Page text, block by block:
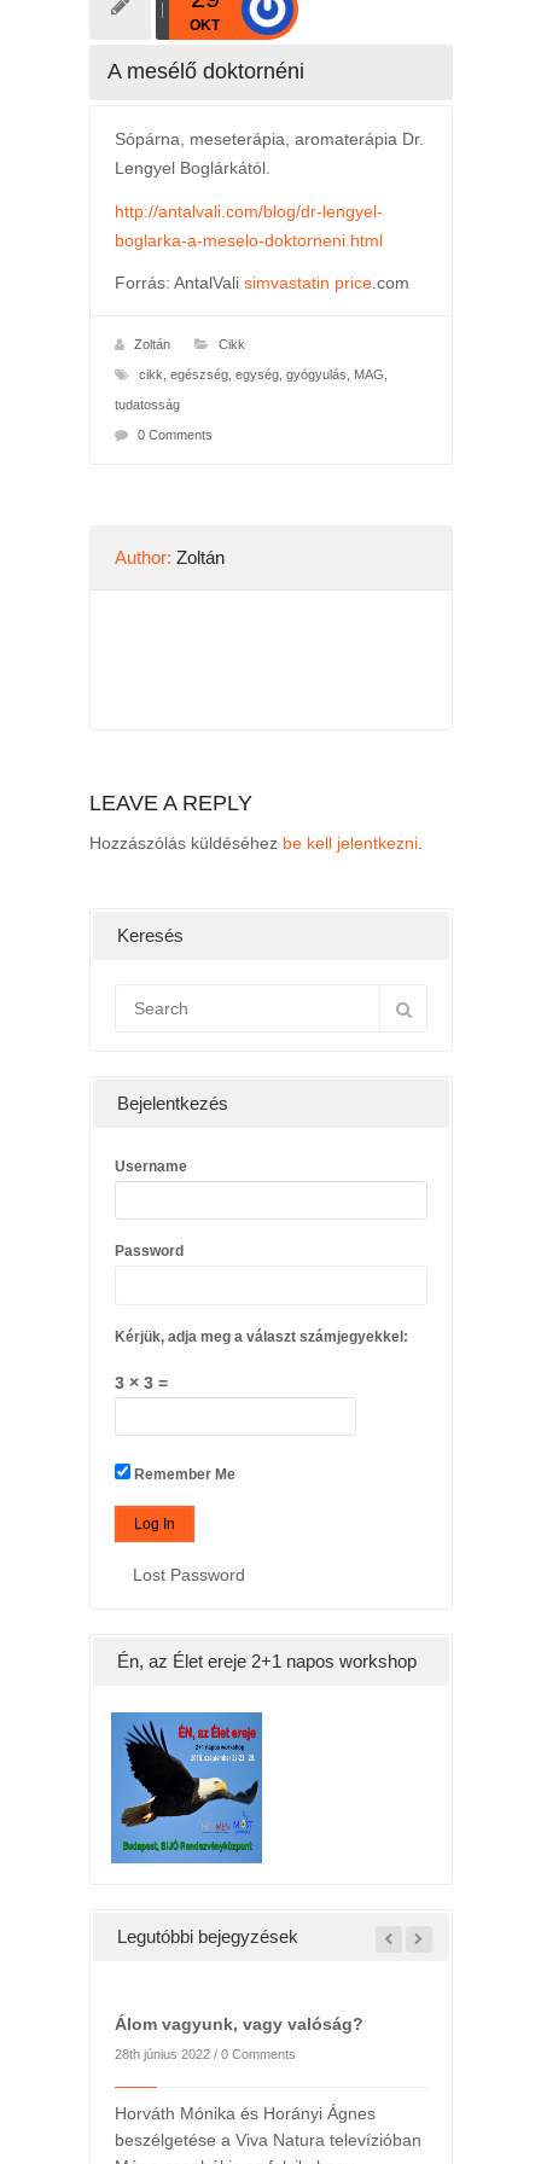
OKT
A mesélő doktornéni
Sópárna, meseterápia, aromaterápia Dr.
Lengyel Boglárkától.
http://antalvali.com/blog/dr-lengyel-
boglarka-a-meselo-doktorneni.html
Forrás: AntalVali simvastatin price.com
Zoltán Cikk
cikk egészség, egység, gyógyulás MAG
tudatosság
0 Comments
Author: Zoltán
LEAVE A REPLY
Hozzászólás küldéséhez be kell jelentkezni.
Keresés
Bejelentkezés
Username
Password
Kérjük, adja meg a választ számjegyekkel:
3 × 3 =
Remember Me
Lost Password
Én, az Élet ereje 2+1 napos workshop
Legutóbbi bejegyzések
Álom vagyunk, vagy valóság?
28th június 2022 / 0 Comments
Horváth Mónika és Horányi Ágnes
beszélgetése a Viva Natura televízióban